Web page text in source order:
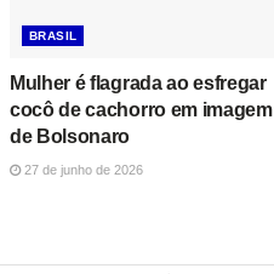
BRASIL
Mulher é flagrada ao esfregar
cocô de cachorro em imagem
de Bolsonaro
27 de junho de 2026